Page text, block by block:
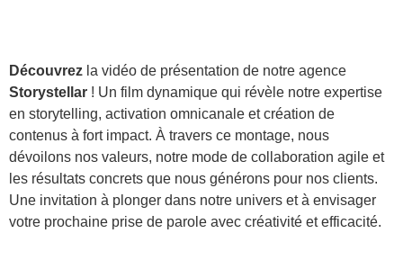
Découvrez la vidéo de présentation de notre agence
Storystellar ! Un film dynamique qui révèle notre expertise
en storytelling, activation omnicanale et création de
contenus à fort impact. À travers ce montage, nous
dévoilons nos valeurs, notre mode de collaboration agile et
les résultats concrets que nous générons pour nos clients.
Une invitation à plonger dans notre univers et à envisager
votre prochaine prise de parole avec créativité et efficacité.